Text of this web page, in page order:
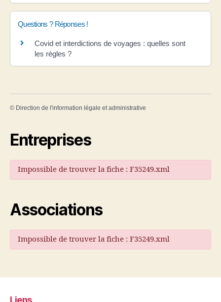
Questions ? Réponses !
Covid et interdictions de voyages : quelles sont
les règles ?
© Direction de l'information légale et administrative
Entreprises
Impossible de trouver la fiche : F35249.xml
Associations
Impossible de trouver la fiche : F35249.xml
Liens